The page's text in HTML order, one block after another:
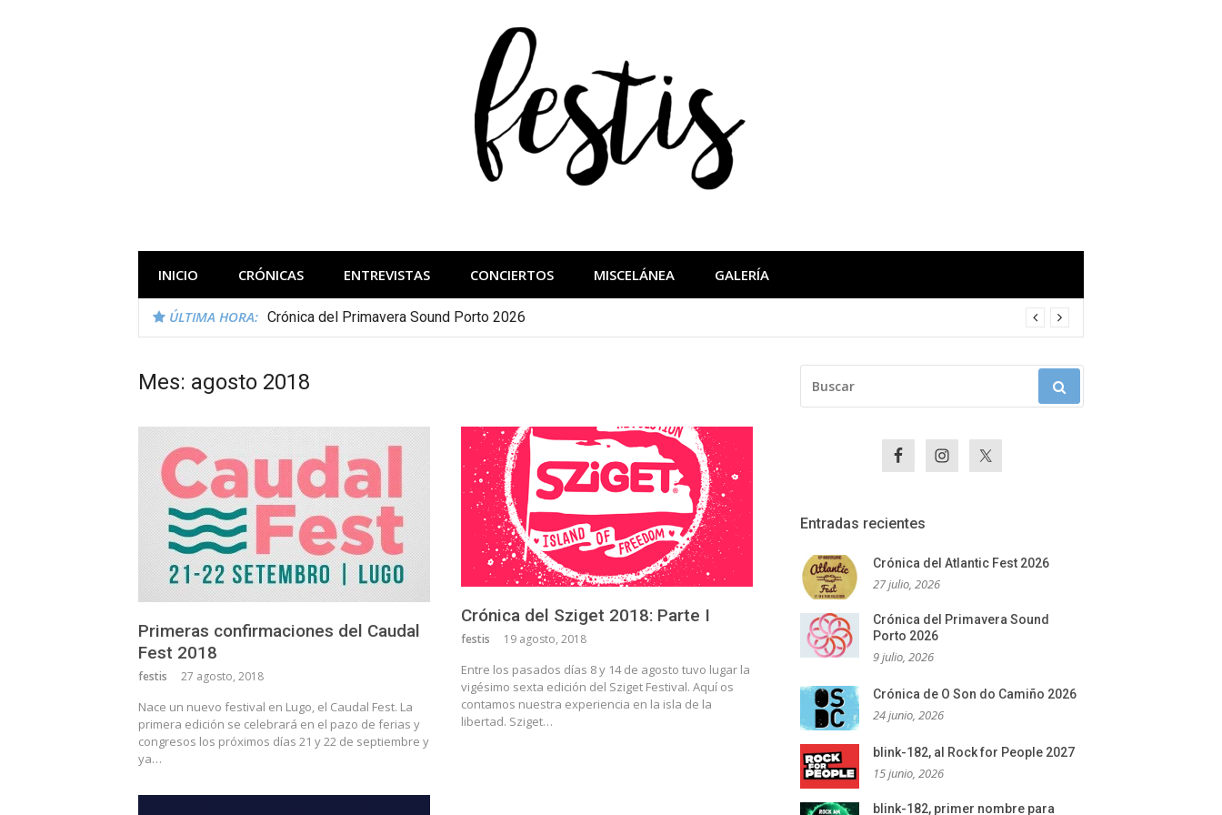
INICIO CRÓNICAS ENTREVISTAS CONCIERTOS MISCELÁNEA GALERÍA
ÚLTIMA HORA: Crónica del Primavera Sound Porto 2026
Mes: agosto 2018
Primeras confirmaciones del Caudal
Fest 2018
festis 27 agosto, 2018
Nace un nuevo festival en Lugo, el Caudal Fest. La
primera edición se celebrará en el pazo de ferias y
congresos los próximos días 21 y 22 de septiembre y
ya…
Crónica del Sziget 2018: Parte I
festis 19 agosto, 2018
Entre los pasados días 8 y 14 de agosto tuvo lugar la
vigésimo sexta edición del Sziget Festival. Aquí os
contamos nuestra experiencia en la isla de la
libertad. Sziget…
Entradas recientes
Crónica del Atlantic Fest 2026
27 julio, 2026
Crónica del Primavera Sound
Porto 2026
9 julio, 2026
Crónica de O Son do Camiño 2026
24 junio, 2026
blink-182, al Rock for People 2027
15 junio, 2026
blink-182, primer nombre para